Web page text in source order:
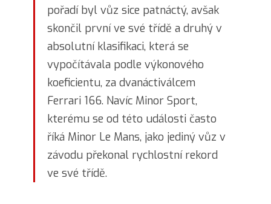
pořadí byl vůz sice patnáctý, avšak
skončil první ve své třídě a druhý v
absolutní klasifikaci, která se
vypočítávala podle výkonového
koeficientu, za dvanáctiválcem
Ferrari 166. Navíc Minor Sport,
kterému se od této události často
říká Minor Le Mans, jako jediný vůz v
závodu překonal rychlostní rekord
ve své třídě.